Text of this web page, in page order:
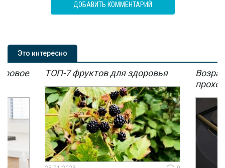
ДОБАВИТЬ КОММЕНТАРИЙ
Это интересно
ТОП-7 фруктов для здоровья